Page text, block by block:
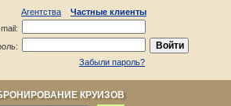
Агентства
Частные клиенты
Забыли пароль?
КРУИЗОВ